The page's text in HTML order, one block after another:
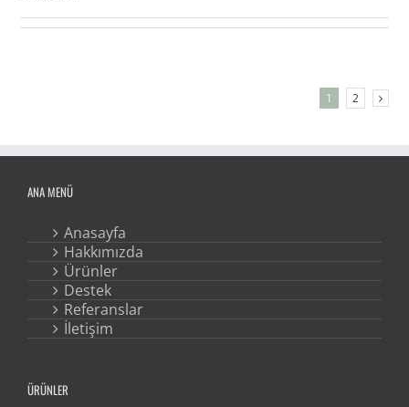
1 2
ANA MENÜ
Anasayfa
Hakkımızda
Ürünler
Destek
Referanslar
İletişim
ÜRÜNLER